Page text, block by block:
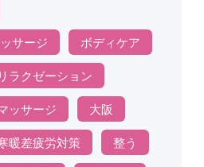
サージ ボディケア
リラクゼーション
ッサージ 大阪
暖差疲労対策 整う